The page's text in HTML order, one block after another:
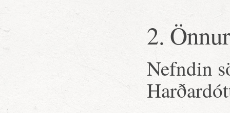
2.
Nefndin